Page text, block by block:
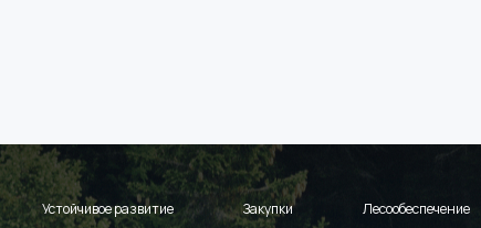
Устойчивое развитие Закупки Лесообеспечение